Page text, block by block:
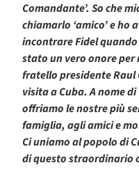
Comandante’. So che
chiamarlo ‘amico’ e
incontrare Fidel
stato un vero onore
fratello presidente
visita a Cuba. A nome
offriamo le nostre più
famiglia, agli amici e
Ci uniamo al popolo di
di questo straordinario